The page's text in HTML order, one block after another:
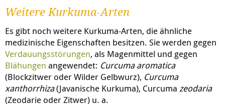
Weitere Kurkuma-Arten
Es gibt noch weitere Kurkuma-Arten, die ähnliche
medizinische Eigenschaften besitzen. Sie werden gegen
Verdauungsstörungen, als Magenmittel und gegen
Blähungen angewendet: Curcuma aromatica
(Blockzitwer oder Wilder Gelbwurz), Curcuma
xanthorrhiza(Javanische Kurkuma), Curcuma zeodaria
(Zeodarie oder Zitwer) u. a.